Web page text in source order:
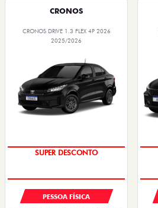
CRONOS
CRONOS DRIVE 1.3 FLEX 4P 2026
2025/2026
SUPER DESCONTO
PESSOA FÍSICA